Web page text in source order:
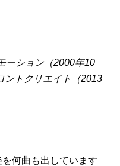
ーション（2000年10
ントクリエイト（2013
何曲も出しています